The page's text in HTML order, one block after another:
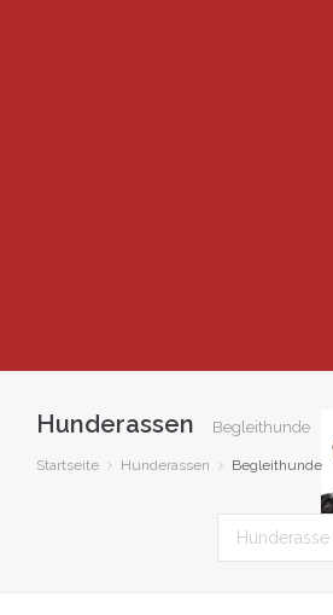
Hunderassen Begleithunde
Startseite Hunderassen Begleithunde